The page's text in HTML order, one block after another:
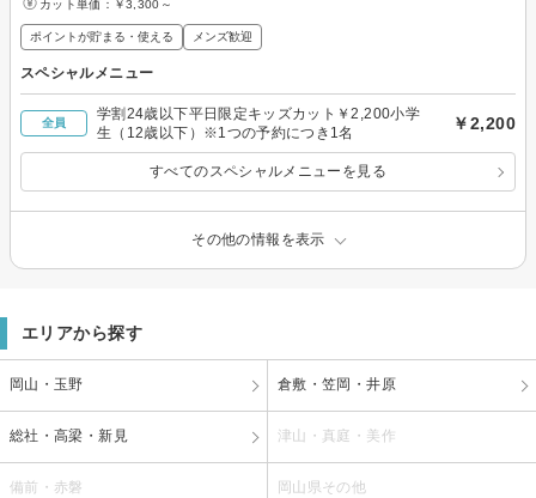
カット単価： ￥3,300～
ポイントが貯まる・使える メンズ歓迎
スペシャルメニュー
全員
学割24歳以下平日限定キッズカット￥2,200小学
生（12歳以下）※1つの予約につき1名
￥2,200
すべてのスペシャルメニューを見る
その他の情報を表示
エリアから探す
岡山・玉野 倉敷・笠岡・井原
総社・高梁・新見 津山・真庭・美作
備前・赤磐 岡山県その他